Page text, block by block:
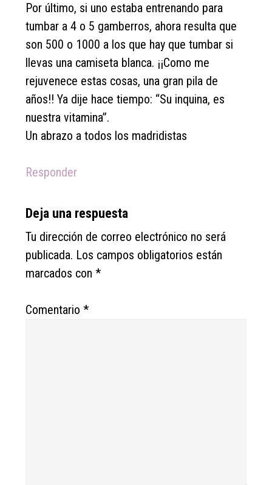
Por último, si uno estaba entrenando para
tumbar a 4 o 5 gamberros, ahora resulta que
son 500 o 1000 a los que hay que tumbar si
llevas una camiseta blanca. ¡¡Como me
rejuvenece estas cosas, una gran pila de
años!! Ya dije hace tiempo: “Su inquina, es
nuestra vitamina”.
Un abrazo a todos los madridistas
Responder
Deja una respuesta
Tu dirección de correo electrónico no será
publicada. Los campos obligatorios están
marcados con*
Comentario*